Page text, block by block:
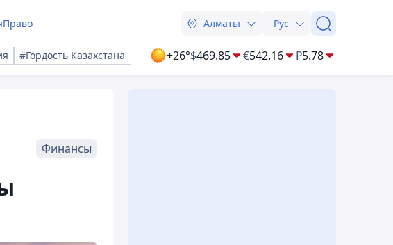
Право Алматы Рус
#Гордость Казахстана +26°$469.85 €542.16 ₽5.78
Финансы